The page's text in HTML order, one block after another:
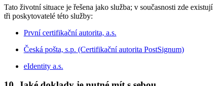
Tato životní situace je řešena jako služba; v současnosti zde existují
tři poskytovatelé této služby:
První certifikační autorita, a.s.
Česká pošta, s.p. (Certifikační autorita PostSignum)
eIdentity a.s.